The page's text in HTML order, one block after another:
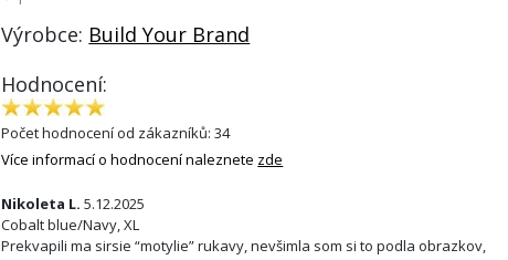
Výrobce: Build Your Brand
Hodnocení:
Počet hodnocení od zákazníků: 34
Více informací o hodnocení naleznete zde
Nikoleta L. 5.12.2025
Cobalt blue/Navy, XL
Prekvapili ma sirsie “motylie” rukavy, nevšimla som si to podla obrazkov,